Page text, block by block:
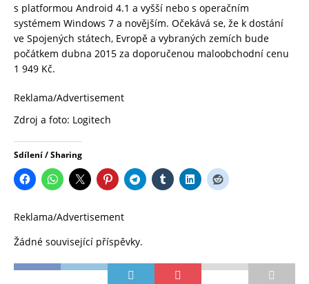
s platformou Android 4.1 a vyšší nebo s operačním
systémem Windows 7 a novějším. Očekává se, že k dostání
ve Spojených státech, Evropě a vybraných zemích bude
počátkem dubna 2015 za doporučenou maloobchodní cenu
1 949 Kč.
Reklama/Advertisement
Zdroj a foto: Logitech
Sdílení / Sharing
Reklama/Advertisement
Žádné související příspěvky.